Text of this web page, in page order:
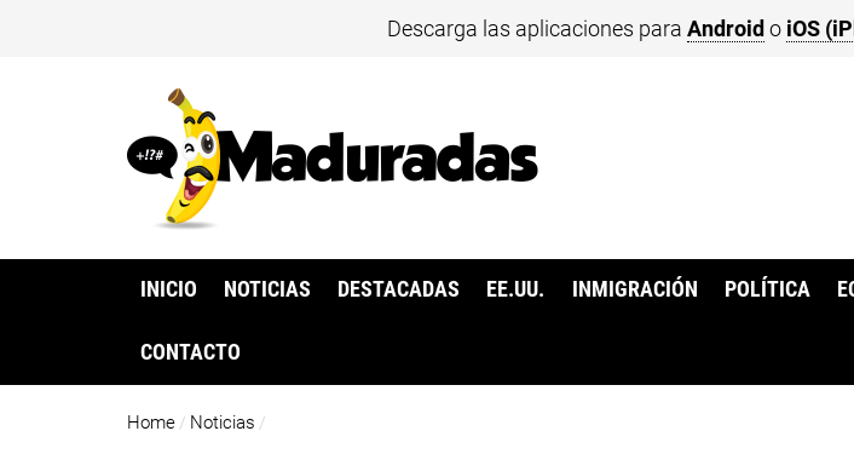
Descarga las aplicaciones para Android o iOS
INICIO NOTICIAS DESTACADAS EE.UU. INMIGRACIÓN POLÍTICA
CONTACTO
Home / Noticias /